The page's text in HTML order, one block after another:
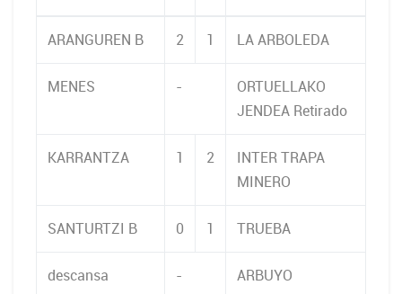
ARANGUREN B 2 1 LA ARBOLEDA
MENES -
ORTUELLAKO
JENDEA Retirado
KARRANTZA 1 2
INTER TRAPA
MINERO
SANTURTZI B 0 1 TRUEBA
descansa - ARBUYO